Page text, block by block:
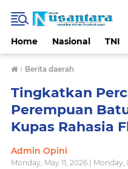
Home Nasional TNI
› Berita daerah
Tingkatkan
Perempuan
Kupas Rahasia
Admin Opini
Monday, May 11, 2026 | Monday,